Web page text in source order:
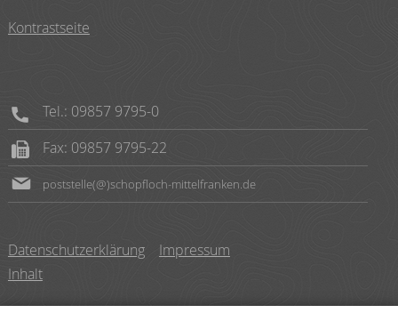
Kontrastseite
Tel.: 09857 9795-0
Fax: 09857 9795-22
poststelle(@)schopfloch-mittelfranken.de
Datenschutzerklärung
Impressum
Inhalt